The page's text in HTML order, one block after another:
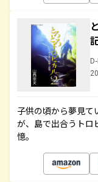
子供の頃から夢見て
が、島で出合うトロ
憶。